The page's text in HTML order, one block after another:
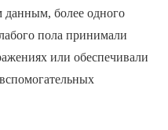
данным, более одного
пола принимали
или обеспечивали